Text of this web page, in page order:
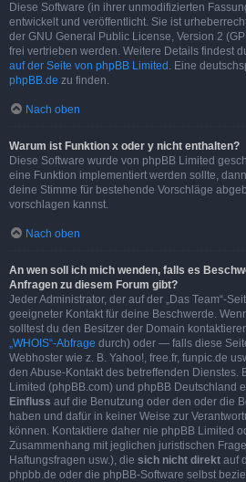
Diese Software (in ihrer unmodifizierten
entwickelt und veröffentlicht. Sie ist
der GNU General Public License, Version 2
frei vertrieben werden. Weitere Details findest
auf der Seite von phpBB Limited . Eine
phpBB.de zu finden.
Nach oben
Warum ist Funktion x oder y nicht enthalten?
Diese Software wurde von phpBB Limited
eine Funktion implementiert werden sollte,
deine Stimme für bestehende Vorschläge
vorschlagen kannst.
Nach oben
An wen soll ich mich wenden, falls es
Anfragen zu diesem Forum gibt?
Jeder Administrator, der auf der „Das Team“-
geeigneter Kontakt für deine Beschwerde.
solltest du den Besitzer der Domain
„WHOIS“-Abfrage durch) oder — falls diese
Webhoster wie z. B. Yahoo!, free.fr, funpic.de
den Abuse-Kontakt des betreffenden Dienstes.
Limited (phpBB.com) und phpBB Deutschland
Einfluss auf die Benutzung oder den oder die
haben und dafür in keiner Weise zur
können. Kontaktiere daher nie phpBB Limited
Zusammenhang mit jeglichen juristischen
Haftungsfragen usw.), die sich nicht direkt auf
phpbb.de oder die phpBB-Software selbst